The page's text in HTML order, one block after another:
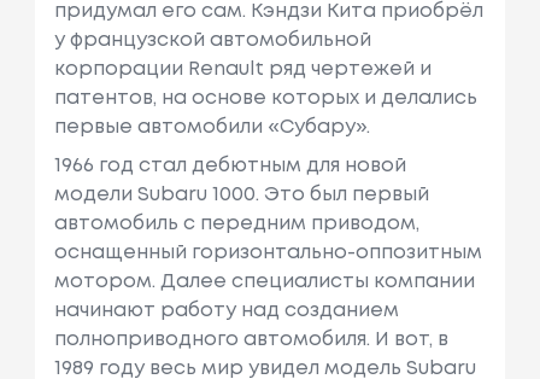
придумал его сам. Кэндзи Кита приобрёл
у французской автомобильной
корпорации Renault ряд чертежей и
патентов, на основе которых и делались
первые автомобили «Субару».
1966 год стал дебютным для новой
модели Subaru 1000. Это был первый
автомобиль с передним приводом,
оснащенный горизонтально-оппозитным
мотором. Далее специалисты компании
начинают работу над созданием
полноприводного автомобиля. И вот, в
1989 году весь мир увидел модель Subaru